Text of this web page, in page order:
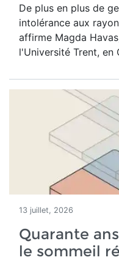
De plus en plus de
intolérance aux
affirme Magda
l'Université Trent, en
13 juillet, 2026
Quarante
le sommeil